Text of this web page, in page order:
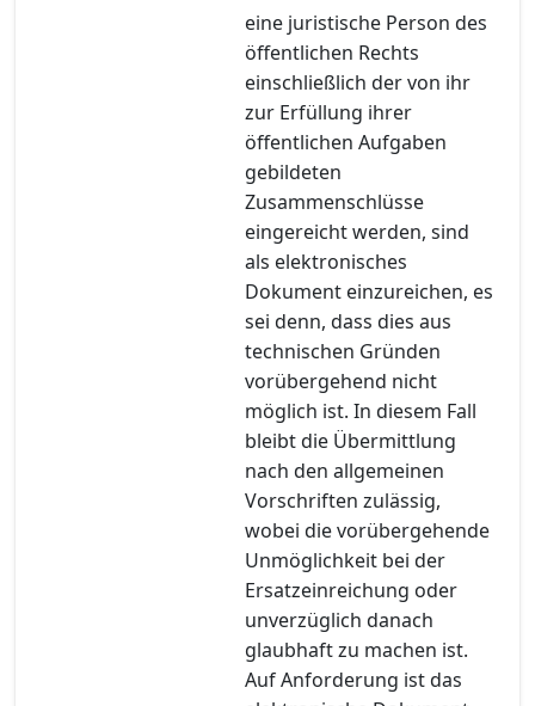
eine juristische Person des
öffentlichen Rechts
einschließlich der von ihr
zur Erfüllung ihrer
öffentlichen Aufgaben
gebildeten
Zusammenschlüsse
eingereicht werden, sind
als elektronisches
Dokument einzureichen, es
sei denn, dass dies aus
technischen Gründen
vorübergehend nicht
möglich ist. In diesem Fall
bleibt die Übermittlung
nach den allgemeinen
Vorschriften zulässig,
wobei die vorübergehende
Unmöglichkeit bei der
Ersatzeinreichung oder
unverzüglich danach
glaubhaft zu machen ist.
Auf Anforderung ist das